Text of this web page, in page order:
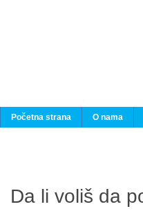
Početna strana O nama
Da li voliš da